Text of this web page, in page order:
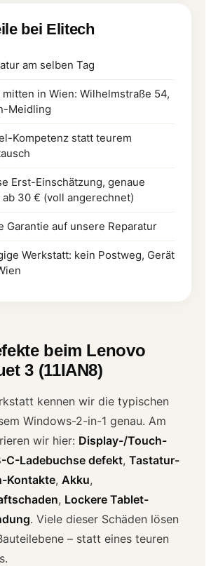
bei Elitech
am selben Tag
in Wien: Wilhelmstraße 54,
Meidling
Kompetenz statt teurem
Erst-Einschätzung, genaue
ab 30 € (voll angerechnet)
Garantie auf unsere Reparatur
Werkstatt: kein Postweg, Gerät
beim Lenovo
3 (11IAN8)
kennen wir die typischen
Windows-2-in-1 genau. Am
wir hier: Display-/Touch-
C-Ladebuchse defekt, Tastatur-
Kontakte, Akku,
, Lockere Tablet-
. Viele dieser Schäden lösen
– statt eines teuren